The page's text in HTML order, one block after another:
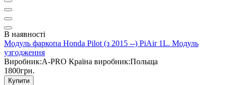
В наявності
Модуль фаркопа Honda Pilot (з 2015 --) PiAir 1L. Модуль
узгодження
Виробник:A-PRO Країна виробник:Польща
1800грн.
Купити